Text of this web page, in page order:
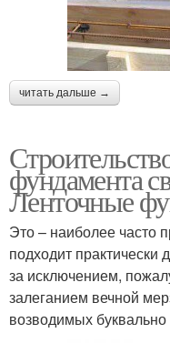
читать дальше →
фундамента
Ленточные
Это – наиболее часто
подходит практически
за исключением,
залеганием вечной
возводимых